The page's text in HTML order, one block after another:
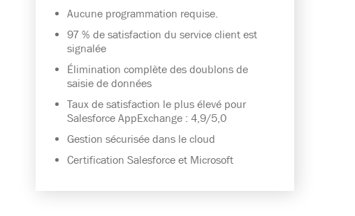
Aucune programmation requise.
97 % de satisfaction du service client est
signalée
Élimination complète des doublons de
saisie de données
Taux de satisfaction le plus élevé pour
Salesforce AppExchange : 4,9/5,0
Gestion sécurisée dans le cloud
Certification Salesforce et Microsoft